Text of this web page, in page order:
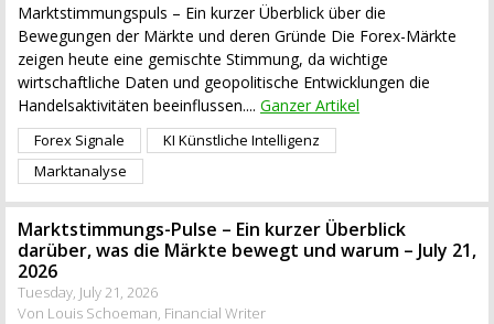
Marktstimmungspuls – Ein kurzer Überblick über die
Bewegungen der Märkte und deren Gründe Die Forex-Märkte
zeigen heute eine gemischte Stimmung, da wichtige
wirtschaftliche Daten und geopolitische Entwicklungen die
Handelsaktivitäten beeinflussen.... Ganzer Artikel
Forex Signale
KI Künstliche Intelligenz
Marktanalyse
Marktstimmungs-Pulse – Ein kurzer Überblick
darüber, was die Märkte bewegt und warum – July 21,
2026
Tuesday, July 21, 2026
Von Louis Schoeman, Financial Writer